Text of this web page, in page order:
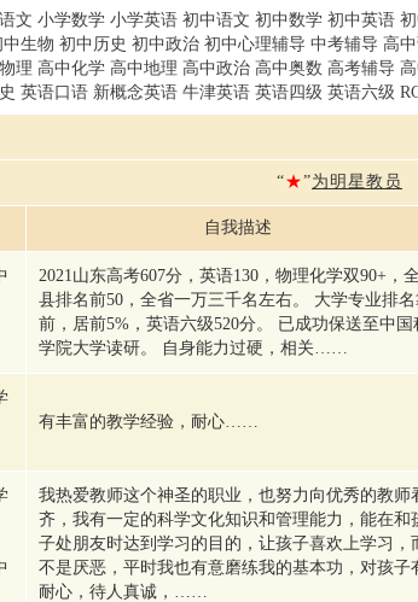
文 小学数学 小学英语 初中语文 初中数学 初中英语
中生物 初中历史 初中政治 初中心理辅导 中考辅导 高
理 高中化学 高中地理 高中政治 高中奥数 高考辅导
英语口语 新概念英语 牛津英语 英语四级 英语六级
“★”为明星教员
自我描述
2021山东高考607分，英语130，物理化学双90+，
县排名前50，全省一万三千名左右。 大学专业排
前，居前5%，英语六级520分。 已成功保送至中国
学院大学读研。 自身能力过硬，相关……
有丰富的教学经验，耐心……
我热爱教师这个神圣的职业，也努力向优秀的教师
齐，我有一定的科学文化知识和管理能力，能在和
子处朋友时达到学习的目的，让孩子喜欢上学习，
不是厌恶，平时我也有意磨练我的基本功，对孩子
耐心，待人真诚，……